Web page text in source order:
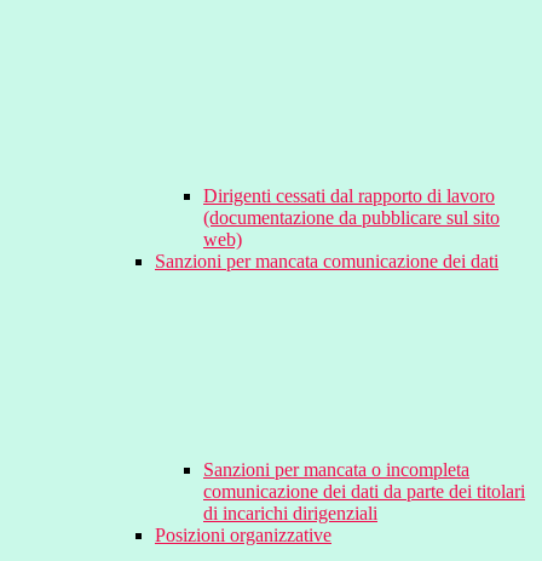
Dirigenti cessati dal rapporto di lavoro
(documentazione da pubblicare sul sito
web)
Sanzioni per mancata comunicazione dei dati
Sanzioni per mancata o incompleta
comunicazione dei dati da parte dei titolari
di incarichi dirigenziali
Posizioni organizzative